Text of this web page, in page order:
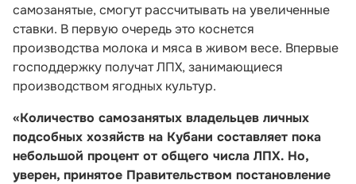
самозанятые, смогут рассчитывать на увеличенные
ставки. В первую очередь это коснется
производства молока и мяса в живом весе. Впервые
господдержку получат ЛПХ, занимающиеся
производством ягодных культур.
«Количество самозанятых владельцев личных
подсобных хозяйств на Кубани составляет пока
небольшой процент от общего числа ЛПХ. Но,
уверен, принятое Правительством постановление